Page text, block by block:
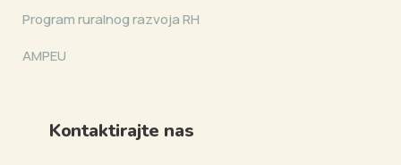
Program ruralnog razvoja RH
AMPEU
Kontaktirajte nas